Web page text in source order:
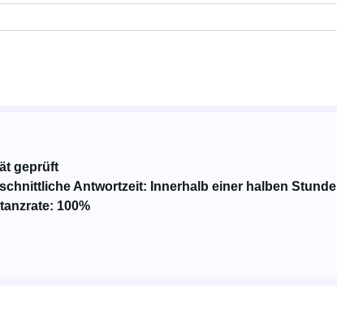
geprüft
Antwortzeit: Innerhalb einer halben Stunde
100%